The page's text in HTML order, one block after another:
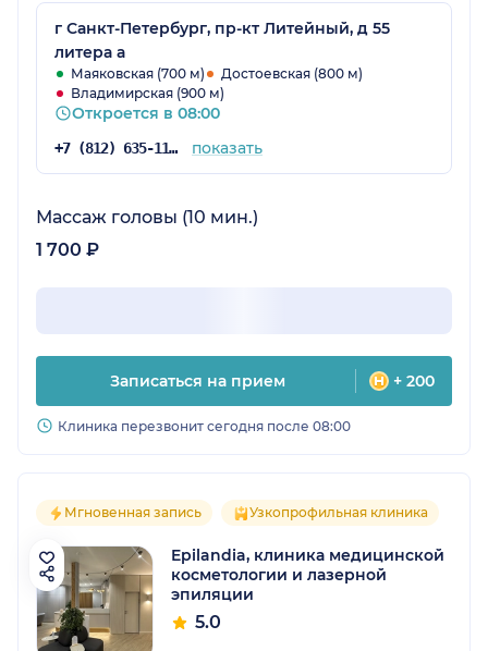
г Санкт-Петербург, пр-кт Литейный, д 55
литера а
Маяковская (700 м)
Достоевская (800 м)
Владимирская (900 м)
Откроется в 08:00
+7 (812) 635-11-79 показать
Массаж головы (10 мин.)
1 700 ₽
Записаться на прием + 200
Клиника перезвонит сегодня после 08:00
Мгновенная запись Узкопрофильная клиника
Epilandia, клиника медицинской
косметологии и лазерной
эпиляции
5.0